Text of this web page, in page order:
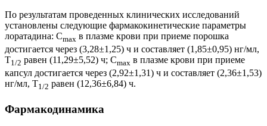
По результатам проведенных клинических исследований
установлены следующие фармакокинетические параметры
лоратадина: Cmax в плазме крови при приеме порошка
достигается через (3,28±1,25) ч и составляет (1,85±0,95) нг/мл,
T1/2 равен (11,29±5,52) ч; Cmax в плазме крови при приеме
капсул достигается через (2,92±1,31) ч и составляет (2,36±1,53)
нг/мл, T1/2 равен (12,36±6,84) ч.
Фармакодинамика